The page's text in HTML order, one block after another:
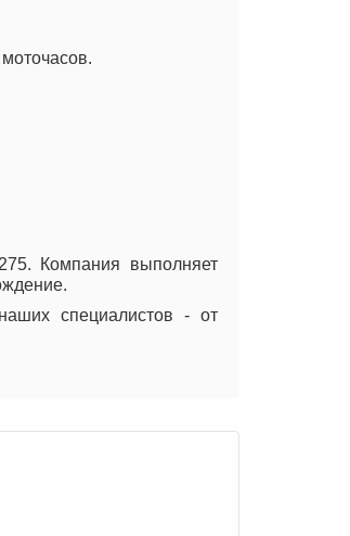
Компания выполняет
специалистов - от